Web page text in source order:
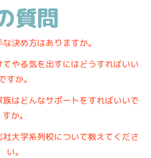
質問
決め方はありますか。
やる気を出すにはどうすればいい
すか。
はどんなサポートをすればいいで
すか。
大学系列校について教えてくださ
い。